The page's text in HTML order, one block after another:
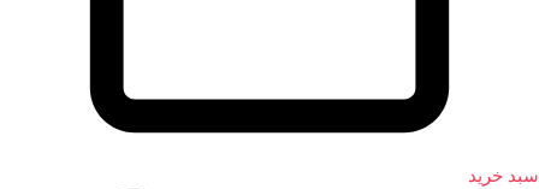
سبد خرید